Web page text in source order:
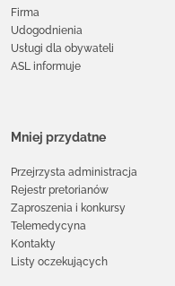
Firma
Udogodnienia
Usługi dla obywateli
ASL informuje
Mniej przydatne
Przejrzysta administracja
Rejestr pretorianów
Zaproszenia i konkursy
Telemedycyna
Kontakty
Listy oczekujących